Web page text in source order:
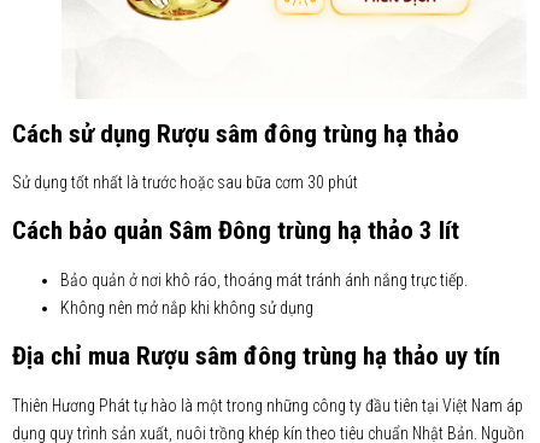
Cách sử dụng Rượu sâm đông trùng hạ thảo
Sử dụng tốt nhất là trước hoặc sau bữa cơm 30 phút
Cách bảo quản Sâm Đông trùng hạ thảo 3 lít
Bảo quản ở nơi khô ráo, thoáng mát tránh ánh nắng trực tiếp.
Không nên mở nắp khi không sử dụng
Địa chỉ mua Rượu sâm đông trùng hạ thảo uy tín
Thiên Hương Phát tự hào là một trong những công ty đầu tiên tại Việt Nam áp
dụng quy trình sản xuất, nuôi trồng khép kín theo tiêu chuẩn Nhật Bản. Nguồn